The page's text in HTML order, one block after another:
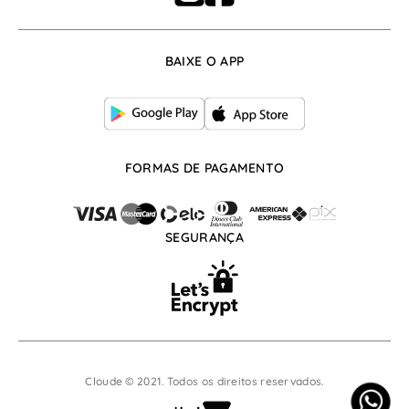
Whatsapp: (17) 99666-8253
De segunda à sexta, das 07:30h às 17:30h
BAIXE O APP
FORMAS DE PAGAMENTO
SEGURANÇA
Cloude © 2021. Todos os direitos reservados.